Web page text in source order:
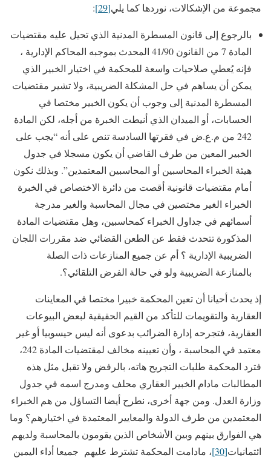
مجموعة من الإشكالات، نوردها كما يلي[29]
:
بالرجوع إلى قانون المسطرة المدنية الذي تحيل عليه مقتضيات
المادة 7 من القانون 41/90 المحدث بموجبه المحاكم الإدارية ،
فإنه يُعطي صلاحيات واسعة للمحكمة في اختيار الخبير الذي
يمكن أن يساهم في حل المشكلة الضريبية، ولا تشير مقتضيات
المسطرة المدنية إلى وجوب أن يكون الخبير مختصا في
الحسابات، أو الميدان الذي أنيطت الخبرة من أجله، لكن المادة
242 من م.ع.ض في فقرتها السادسة تنص على أنه “يجب على
الخبير المعين من طرف القاضي أن يكون مسجلا في جدول
هيئة الخبراء المحاسبين أو المحاسبين المعتمدين”. وبذلك نكون
أمام مقتضيات قانونية أقصت من دائرة الاختصاص في الخبرة
الخبراء الغير مختصين في مجال المحاسبة والغير مدرجة
أسمائهم في جداول الخبراء كمحاسبين، وهل مقتضيات المادة
المذكورة تتحدث فقط عن الطعن القضائي ضد مقررات اللجان
الضريبية الإدارية ؟ أم عن جميع المنازعات ذات الصلة
بالمنازعة الضريبية ولو في حالة الفرض التلقائي؟.
إذ يحدث أحيانا أن تعين المحكمة خبيرا مختصا في المعاينات
العقارية والتقويمات للتأكد من القيم الحقيقية لبعض البيوعات
العقارية، فتجرحه إدارة الضرائب بدعوى أنه ليس حيسوبيا أو غير
معتمد في المحاسبة ، وأن تعيينه مخالف لمقتضيات المادة 242،
فترد المحكمة طلبات التجريح هاته، بالرفض ولا تقبل مثل هذه
المطالبات مادام الخبير العقاري محلف ومدرج اسمه في جدول
وزارة العدل. ومن جهة أخرى، نطرح أيضا التساؤل من هم الخبراء
المعتمدين من طرف الدولة والمعايير المعتمدة في اختيارهم؟ وما
هي الفوارق بينهم وبين الأشخاص الذين يقومون بالمحاسبة ولديهم
ائتمانيات[30] ، مادامت المحكمة تشترط عليهم جميعا أداء اليمين